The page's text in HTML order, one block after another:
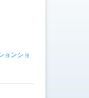
ョンショ